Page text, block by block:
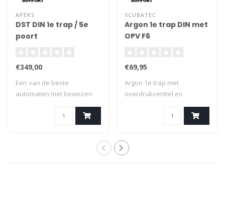
APEKS
DST DIN 1e trap / 5e
poort
€349,00
Een van de beste
automaten met bewezen
prestaties en betrouw..
SCUBATEC
Argon 1e trap DIN met
OPV F6
€69,95
Argon 1e trap met
overdrukventiel en
hogedruk uitgang voor e..